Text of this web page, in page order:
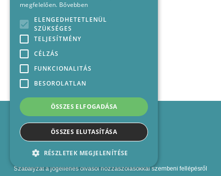
Impresszum
Felhasználási feltételek
Kapcsolat
Szabályzat a jogellenes olvasói hozzászólásokkal szembeni fellépésről
megfelelően. Bővebben
ELENGEDHETETLENÜL
SZÜKSÉGES
TELJESÍTMÉNY
CÉLZÁS
FUNKCIONALITÁS
BESOROLATLAN
ÖSSZES ELFOGADÁSA
ÖSSZES ELUTASÍTÁSA
RÉSZLETEK MEGJELENÍTÉSE